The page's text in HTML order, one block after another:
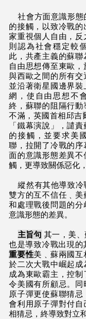
    社會方面意識形態的差異減少了雙方
的接觸，以致冷戰
家重視個人自由，反
則認為社會穩定較
此，共產主義的蘇
自由思想傳至東歐
與西歐之間的所有交
並沿著衛星國邊界
網，使自由思想不
終，蘇聯的阻隔行動
不滿，英國首相邱吉
「鐵幕演說」，譴
的接觸，並要求美
聯，拉開了冷戰的
面的意識形態差異
觸，更導致關係惡化
    縱然有其他導致冷戰出現的原因，如
雙方的互不信任﹑
和處理戰後問題的分
意識形態的差異。
主旨句 其一，美
也是導致冷戰出現
重要性美﹑蘇兩國
於二次大戰中崛起
成為東歐霸主，控制
令美國有所顧忌。同
原子彈更使蘇聯猜
會利用原子彈對付自
相猜忌，終導致對立